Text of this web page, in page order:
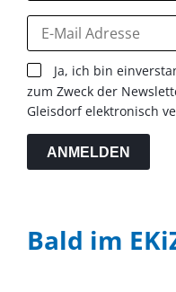
Ja, ich bin
zum Zweck der
Gleisdorf elektronisch
ANMELDEN
Bald im